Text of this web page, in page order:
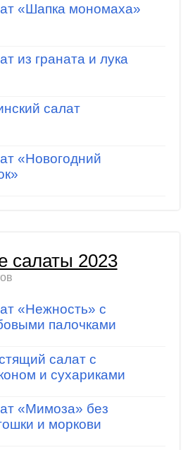
«Шапка мономаха»
из граната и лука
салат
«Новогодний
салаты 2023
«Нежность» с
палочками
салат с
и сухариками
«Мимоза» без
и моркови